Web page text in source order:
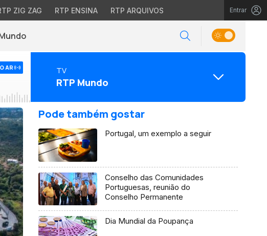
ZIG ZAG RTP ENSINA RTP ARQUIVOS Entrar
AR TV
RTP Mundo
Pode também gostar
Portugal, um exemplo a seguir
Conselho das Comunidades
Portuguesas, reunião do
Conselho Permanente
Dia Mundial da Poupança